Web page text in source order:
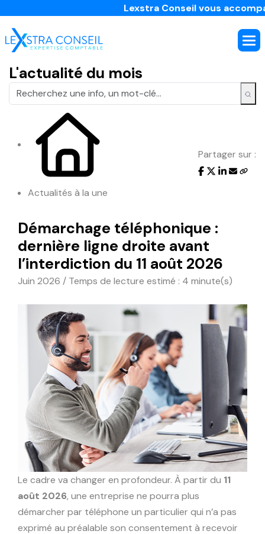
Lexstra Conseil vous
L'actualité du mois
Actualités à la une
Partager sur :
Démarchage téléphonique :
dernière ligne droite avant
l’interdiction du 11 août 2026
Juin 2026 / Temps de lecture estimé : 4 minute(s)
Le cadre va changer en profondeur. À partir du 11
août 2026, une entreprise ne pourra plus
démarcher par téléphone un particulier qui n’a pas
exprimé au préalable son consentement à recevoir